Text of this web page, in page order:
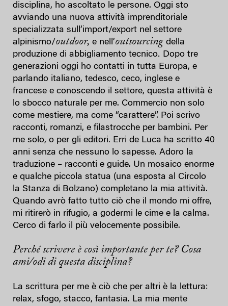
disciplina, ho ascoltato le persone. Oggi sto
avviando una nuova attività imprenditoriale
specializzata sull’import/export nel settore
alpinismo/outdoor, e nell’outsourcingdella
produzione di abbigliamento tecnico. Dopo tre
generazioni oggi ho contatti in tutta Europa, e
parlando italiano, tedesco, ceco, inglese e
francese e conoscendo il settore, questa attività è
lo sbocco naturale per me. Commercio non solo
come mestiere, ma come “carattere”. Poi scrivo
racconti, romanzi, e filastrocche per bambini. Per
me solo, o per gli editori. Erri de Luca ha scritto 40
anni senza che nessuno lo sapesse. Adoro la
traduzione – racconti e guide. Un mosaico enorme
e qualche piccola statua (una esposta al Circolo
la Stanza di Bolzano) completano la mia attività.
Quando avrò fatto tutto ciò che il mondo mi offre,
mi ritirerò in rifugio, a godermi le cime e la calma.
Cerco di farlo il più velocemente possibile.
Perché scrivere è così importante per te? Cosa
ami/odi di questa disciplina?
La scrittura per me è ciò che per altri è la lettura:
relax, sfogo, stacco, fantasia. La mia mente